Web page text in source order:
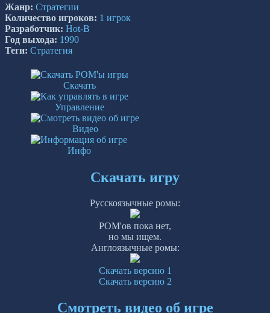
Жанр: Стратегии
Количество игроков: 1 игрок
Разработчик: Hot-B
Год выхода: 1990
Теги: Стратегия
Скачать
Управление
Видео
Инфо
Скачать игру
Русскоязычные ромы:
РОМ'ов пока нет,
но мы ищем.
Англоязычные ромы:
Скачать версию 1
Скачать версию 2
Смотреть видео об игре